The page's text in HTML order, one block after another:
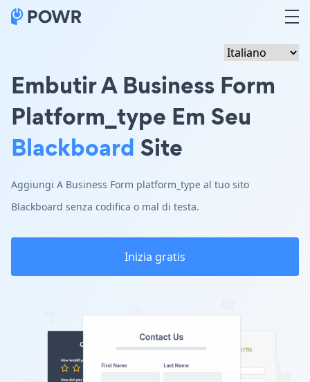
Embutir A Business Form
Platform_type Em Seu
Blackboard Site
Aggiungi A Business Form platform_type al tuo sito
Blackboard senza codifica o mal di testa.
Inizia gratis